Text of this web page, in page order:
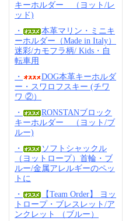
キーホルダー （ヨット/レ
ッド)
・
本革マリン・ミニキ
ーホルダー（Made in Italy）
迷彩/カモフラ柄/ Kids・自
転車用
・
DOG本革キーホルダ
ー・スワロフスキー (チワ
ワ ②）
・
RONSTANブロック
キーホルダー （ヨット/ブ
ルー)
・
ソフトシャックル
（ヨットロープ）首輪・ブ
ルー/金属アレルギーのペッ
トに
・
【Team Order】 ヨッ
トロープ・ブレスレット/ア
ンクレット （ブルー）